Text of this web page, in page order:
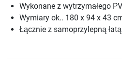
Wykonane z wytrzymałego
Wymiary ok.. 180 x 94 x 43
Łącznie z samoprzylepną